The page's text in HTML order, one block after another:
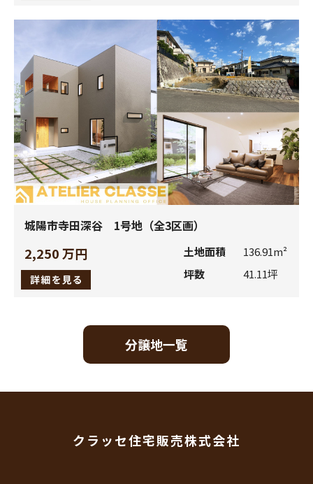
ご意見、ご要望にお応えするため。
当社商品のアフターサービス、メンテナンス等、その他
お客様と接触するため。
お客様の個人情報を当社及び上記各社以外の者が利用す
る必要が生じた場合及び上記の利用目的以外に利用する必
要が生じた場合には、下記3．b、d、e、f、g、に該当する
場合を除き、事前にお客様に利用者及び利用目的を連絡
し、お客様の事前の同意を得た上で、提供または利用させ
ていただきます。
当社にご連絡いただき、ご質問やご意見等をお受けした
際に、電話の録音等の記録を取らせていただく場合がござ
いただきました内容の確認や、よりよい応対業務を提供す
るために利用させていただきます。
３．個人情報の開示先の範囲
お客様の個人情報は、次のいずれかに該当する場合を除き、
お客様個人が識別できない状態にしている場合。
城陽市寺田深谷 1号地（全3区画）
2,250 万円 土地面積
136.91m²
坪数
41.11坪
分譲地一覧
クラッセ住宅販売株式会社